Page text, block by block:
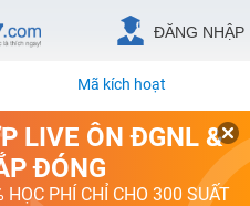
ĐĂNG NHẬP
Mã kích hoạt
LIVE ÔN ĐGNL &
ĐÓNG
PHÍ CHỈ CHO 300 SUẤT